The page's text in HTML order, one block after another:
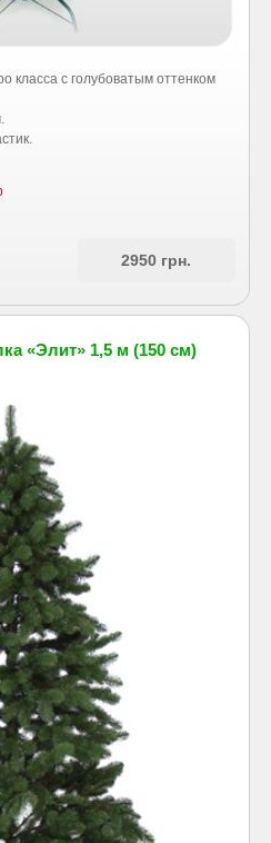
класса с голубоватым оттенком
2950 грн.
«Элит» 1,5 м (150 см)